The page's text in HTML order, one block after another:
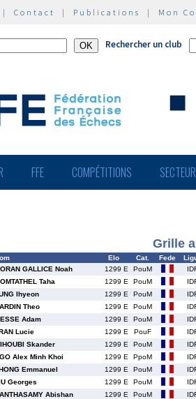
| Contact | Publications | Mon
Rechercher un club
FFE COMPÉTITIONS
Grille
Elo Cat. Fede
GALLICE Noah 1299 E PouM
Taha 1299 E PouM
Ihyeon 1299 E PouM
Theo 1299 E PouM
Adam 1299 E PouM
Lucie 1299 E PouF
Skander 1299 E PouM
Alex Minh Khoi 1299 E PpoM
Emmanuel 1299 E PouM
Georges 1299 E PouM
Abishan 1299 E PouM